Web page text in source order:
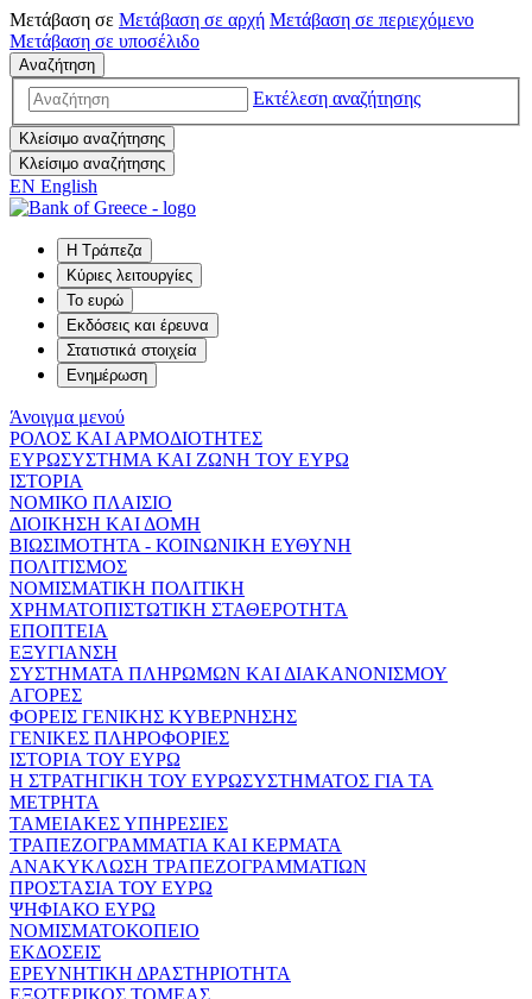
Μετάβαση σε Μετάβαση σε αρχή Μετάβαση σε περιεχόμενο
Μετάβαση σε υποσέλιδο
Αναζήτηση
Εκτέλεση αναζήτησης
Κλείσιμο αναζήτησης
Κλείσιμο αναζήτησης
EN English
Η Τράπεζα
Κύριες λειτουργίες
Το ευρώ
Εκδόσεις και έρευνα
Στατιστικά στοιχεία
Ενημέρωση
Άνοιγμα μενού
ΡΟΛΟΣ ΚΑΙ ΑΡΜΟΔΙΟΤΗΤΕΣ
ΕΥΡΩΣΥΣΤΗΜΑ ΚΑΙ ΖΩΝΗ ΤΟΥ ΕΥΡΩ
ΙΣΤΟΡΙΑ
ΝΟΜΙΚΟ ΠΛΑΙΣΙΟ
ΔΙΟΙΚΗΣΗ ΚΑΙ ΔΟΜΗ
ΒΙΩΣΙΜΟΤΗΤΑ - ΚΟΙΝΩΝΙΚΗ ΕΥΘΥΝΗ
ΠΟΛΙΤΙΣΜΟΣ
ΝΟΜΙΣΜΑΤΙΚΗ ΠΟΛΙΤΙΚΗ
ΧΡΗΜΑΤΟΠΙΣΤΩΤΙΚΗ ΣΤΑΘΕΡΟΤΗΤΑ
ΕΠΟΠΤΕΙΑ
ΕΞΥΓΙΑΝΣΗ
ΣΥΣΤΗΜΑΤΑ ΠΛΗΡΩΜΩΝ ΚΑΙ ΔΙΑΚΑΝΟΝΙΣΜΟΥ
ΑΓΟΡΕΣ
ΦΟΡΕΙΣ ΓΕΝΙΚΗΣ ΚΥΒΕΡΝΗΣΗΣ
ΓΕΝΙΚΕΣ ΠΛΗΡΟΦΟΡΙΕΣ
ΙΣΤΟΡΙΑ ΤΟΥ ΕΥΡΩ
Η ΣΤΡΑΤΗΓΙΚΗ ΤΟΥ ΕΥΡΩΣΥΣΤΗΜΑΤΟΣ ΓΙΑ ΤΑ
ΜΕΤΡΗΤΑ
ΤΑΜΕΙΑΚΕΣ ΥΠΗΡΕΣΙΕΣ
ΤΡΑΠΕΖΟΓΡΑΜΜΑΤΙΑ ΚΑΙ ΚΕΡΜΑΤΑ
ΑΝΑΚΥΚΛΩΣΗ ΤΡΑΠΕΖΟΓΡΑΜΜΑΤΙΩΝ
ΠΡΟΣΤΑΣΙΑ ΤΟΥ ΕΥΡΩ
ΨΗΦΙΑΚΟ ΕΥΡΩ
ΝΟΜΙΣΜΑΤΟΚΟΠΕΙΟ
ΕΚΔΟΣΕΙΣ
ΕΡΕΥΝΗΤΙΚΗ ΔΡΑΣΤΗΡΙΟΤΗΤΑ
ΕΞΩΤΕΡΙΚΟΣ ΤΟΜΕΑΣ